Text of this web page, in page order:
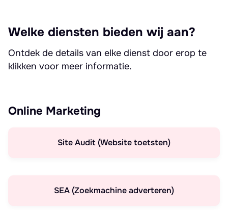
Welke diensten bieden wij aan?
Ontdek de details van elke dienst door erop te
klikken voor meer informatie.
Online Marketing
Site Audit (Website toetsten)
SEA (Zoekmachine adverteren)